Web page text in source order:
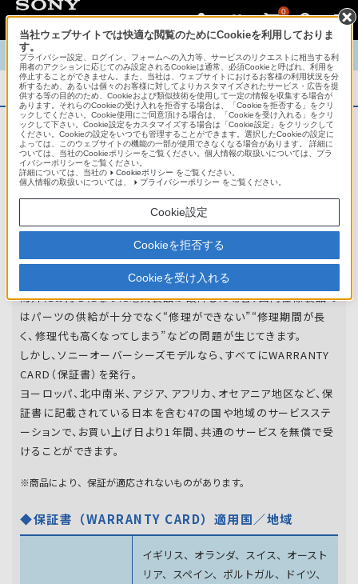
0
TOP 商品概要 商品情報 English 中文
商品概要
アフターサービス
オーバーシーズモデルは、いろいろな国
地域で共通の保証を実施しています。
世界47の国や地域で共通の保証サービスを実施し
ています。
海外にお持ちになった電気製品が故障した場合、国内仕様製品で
はパーツの供給が十分でなく“修理ができない”“修理期間が長
く、修理代も高くなってしまう”などの問題が生じてきます。
しかし、ソニーオーバーシーズモデルなら、すべてにWARRANTY
CARD（保証書）を発行。
ヨーロッパ、北中南米、アジア、アフリカ、オセアニア地区など、保
証書に記載されている日本を含む47の国や地域のサービスステ
ーションで、お買い上げ日より1年間、共通のサービスを無償で受
けることができます。
※商品により、保証が適応されないものがあります。
◆保証書（WARRANTY CARD）適用国／地域
イギリス、オランダ、スイス、オースト
リア、スペイン、 ポルトガル、ドイツ、
当社ウェブサイトでは快適な閲覧のためにCookieを利用しておりま
す。
プライバシー設定、ログイン、フォームへの入力等、サービスのリクエストに相当する利
用者のアクションに応じてのみ設定されるCookieは通常、必須Cookieと呼ばれ、利用を
停止することができません。また、当社は、ウェブサイトにおけるお客様の利用状況を分
析するため、あるいは個々のお客様に対してよりカスタマイズされたサービス・広告を提
供する等の目的のため、Cookieおよび類似技術を使用して一定の情報を収集する場合が
あります。それらのCookieの受け入れを拒否する場合は、「Cookieを拒否する」をクリ
ックしてください。Cookie使用にご同意頂ける場合は、「Cookieを受け入れる」をクリ
ックして下さい。Cookie設定をカスタマイズする場合は「Cookie設定」をクリックして
ください。Cookieの設定をいつでも管理することができます。選択したCookieの設定に
よっては、このウェブサイトの機能の一部が使用できなくなる場合があります。 詳細に
ついては、当社のCookieポリシーをご覧ください。個人情報の取扱いについては、プラ
イバシーポリシーをご覧ください。
詳細については、当社の
Cookieポリシー をご覧ください。
個人情報の取扱いについては、
プライバシーポリシー をご覧ください。
Cookie設定
Cookieを拒否する
Cookieを受け入れる